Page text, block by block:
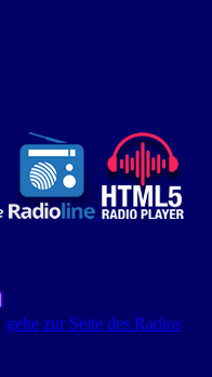
gehe zur Seite des Radios